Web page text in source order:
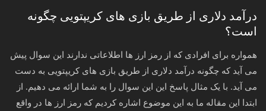
درآمد دلاری از طریق بازی های کریپتویی چگونه
است؟
همواره برای افرادی که از رمز ارز ها اطلاعاتی ندارند این سوال پیش
می آید که چگونه درآمد دلاری از طریق بازی های کریپتویی به دست
می آید‌. با یک مثال پاسخ این این سوال را به شما ارائه می دهیم. از
ابتدا این مقاله ما به این موضوع اشاره کردیم که رمز ارز ها در واقع